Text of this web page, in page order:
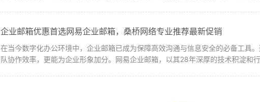
企业邮箱优惠首选网易企业邮箱，桑桥网络专业推荐最新促销
在当今数字化办公环境中，企业邮箱已成为保障高效沟通与信息安全的必备工具
队协作效率，更能为企业形象加分。网易企业邮箱，以其28年深厚的技术积淀和